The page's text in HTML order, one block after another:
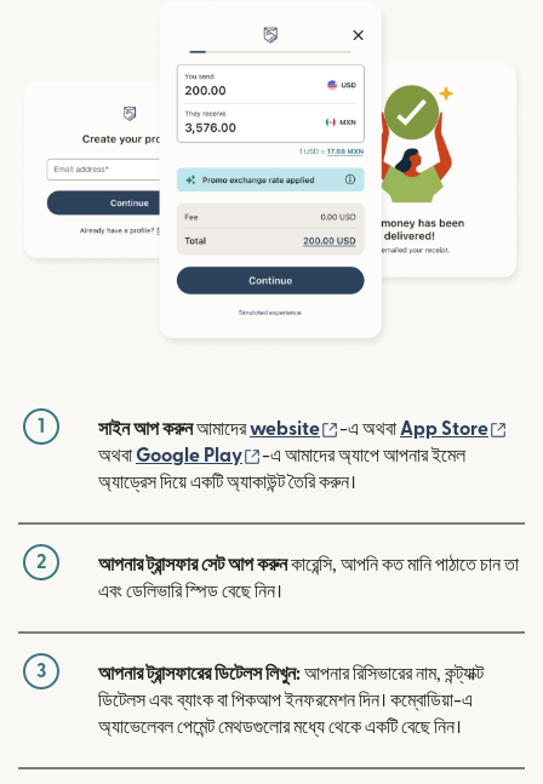
1 সাইন আপ করুনআমাদেরwebsite (নতুন উইন্ডোতে খুলবে)
-এ অথবা App Store
অথবাGoogle Play (নতুন উইন্ডোতে খুলবে)
-এ আমাদের অ্যাপে আপনার ইমেল
অ্যাড্রেস দিয়ে একটি অ্যাকাউন্ট তৈরি করুন।
2 আপনার ট্রান্সফার সেট আপ করুনকারেন্সি, আপনি কত মানি পাঠাতে চান তা
এবং ডেলিভারি স্পিড বেছে নিন।
3 আপনার ট্রান্সফারের ডিটেলস লিখুন:আপনার রিসিভারের নাম, কন্ট্যাক্ট
ডিটেলস এবং ব্যাংক বা পিকআপ ইনফরমেশন দিন। কম্বোডিয়া-এ
অ্যাভেলেবল পেমেন্ট মেথডগুলোর মধ্যে থেকে একটি বেছে নিন।